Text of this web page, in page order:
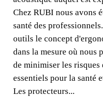
acoustique auquel est
Chez RUBI nous avons
santé des
outils le concept
dans la mesure où nous
de minimiser les
essentiels pour la santé
Les protecteurs...